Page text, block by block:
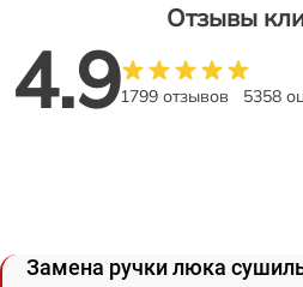
Отзывы
4.91799 отзывов 5358
Замена ручки люка